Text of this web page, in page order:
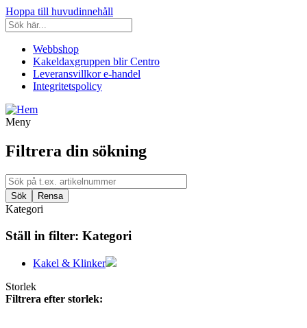
Hoppa till huvudinnehåll
Webbshop
Kakeldaxgruppen blir Centro
Leveransvillkor e-handel
Integritetspolicy
Meny
Filtrera din sökning
Kategori
Ställ in filter: Kategori
Kakel & Klinker
Storlek
Filtrera efter storlek: